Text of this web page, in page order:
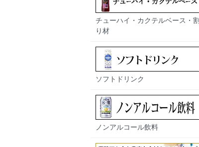
チューハイ・カクテルベース・割
り材
ソフトドリンク
ノンアルコール飲料